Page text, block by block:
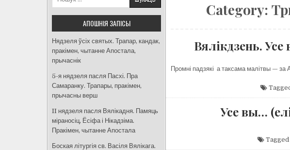
Category:
Вялікдзень.
Промні падзякі а таксама малітвы — за
Усе вы…
Tagged
АПОШНІЯ ЗАПІСЫ
Нядзеля ўсіх святых. Трапар, кандак,
пракімен, чытанне Апостала,
прычаснік
5-я нядзеля пасля Пасхі. Пра
Самаранку. Трапары, пракімен,
прычасны верш
II нядзеля пасля Вялікадня. Памяць
міраносіц, Ёсіфа і Нікадзіма.
Пракімен, чытанне Апостала
Боская літургія св. Васіля Вялікага.